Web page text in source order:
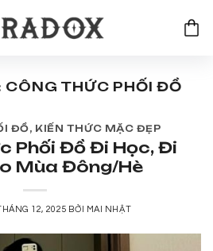
CÔNG THỨC PHỐI ĐỒ
ĐỒ, KIẾN THỨC MẶC ĐẸP
Phối Đồ Đi Học, Đi
Mùa Đông/Hè
12, 2025 BỞI MAI NHẬT